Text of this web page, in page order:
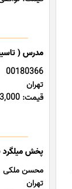
مدرس (
00180366
تهران
قیمت: 123,000 تومان
پخش میلگرد
محسن ملکی
تهران